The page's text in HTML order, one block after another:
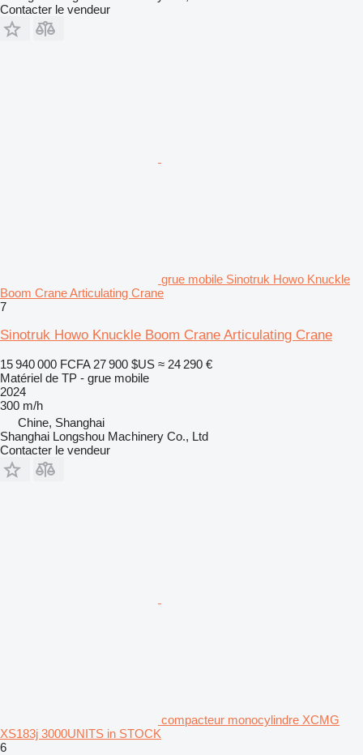
Contacter le vendeur
grue mobile Sinotruk Howo Knuckle
Boom Crane Articulating Crane
7
Sinotruk Howo Knuckle Boom Crane Articulating Crane
15 940 000 FCFA 27 900 $US ≈ 24 290 €
Matériel de TP - grue mobile
2024
300 m/h
Chine, Shanghai
Shanghai Longshou Machinery Co., Ltd
Contacter le vendeur
compacteur monocylindre XCMG
XS183j 3000UNITS in STOCK
6